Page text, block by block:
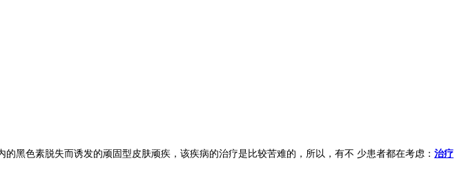
黑色素脱失而诱发的顽固型皮肤顽疾，该疾病的治疗是比较苦难的，所以，有不 少患者都在考虑： 治疗